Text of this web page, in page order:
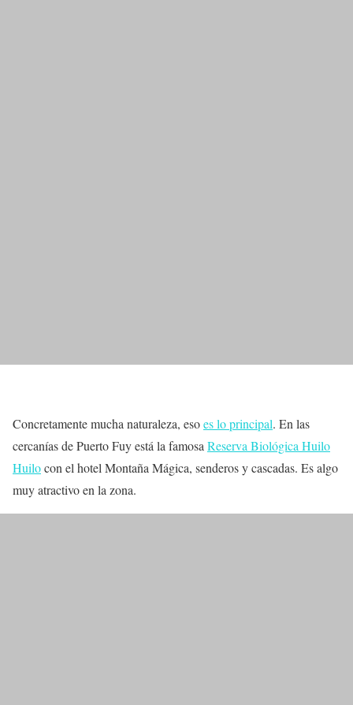
Concretamente mucha naturaleza, esoes lo principal. En las
cercanías de Puerto Fuy está la famosa Reserva Biológica Huilo
Huilocon el hotel Montaña Mágica, senderos y cascadas. Es algo
muy atractivo en la zona.